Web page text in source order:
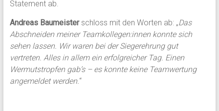
Statement ab.
Andreas Baumeisterschloss mit den Worten ab: „Das
Abschneiden meiner Teamkollegen:innen konnte sich
sehen lassen. Wir waren bei der Siegerehrung gut
vertreten. Alles in allem ein erfolgreicher Tag. Einen
Wermutstropfen gab’s – es konnte keine Teamwertung
angemeldet werden.“